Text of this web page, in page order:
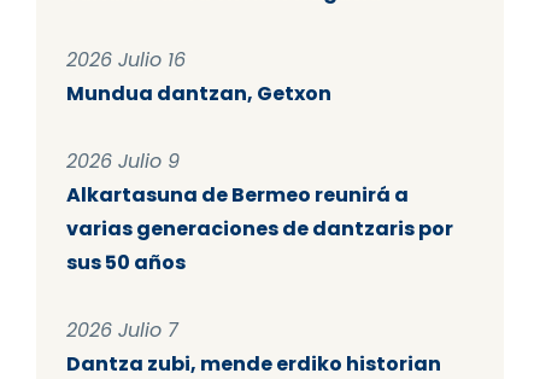
2026 Julio 16
Mundua dantzan, Getxon
2026 Julio 9
Alkartasuna de Bermeo reunirá a
varias generaciones de dantzaris por
sus 50 años
2026 Julio 7
Dantza zubi, mende erdiko historian